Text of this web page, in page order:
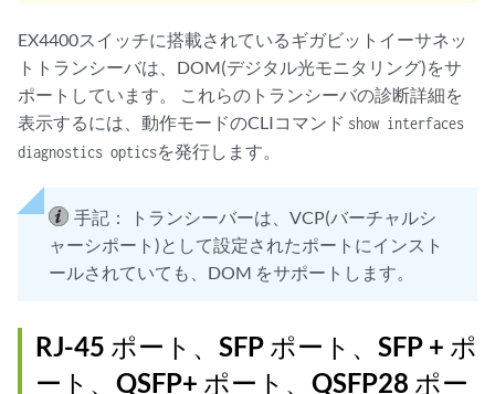
EX4400スイッチに搭載されているギガビットイーサネッ
トトランシーバは、DOM(デジタル光モニタリング)をサ
ポートしています。 これらのトランシーバの診断詳細を
表示するには、動作モードのCLIコマンド show interfaces
diagnostics opticsを発行します。
手記：
トランシーバーは、VCP(バーチャルシ
ャーシポート)として設定されたポートにインスト
ールされていても、DOM をサポートします。
RJ-45 ポート、SFP ポート、SFP + ポ
ート、QSFP+ ポート、QSFP28 ポー